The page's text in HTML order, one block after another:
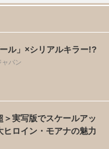
ル」×シリアルキラー!?
パン
＞実写版でスケールアッ
ロイン・モアナの魅力